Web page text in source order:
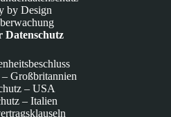
by Design
Datenschutz
Großbritannien
– USA
– Italien